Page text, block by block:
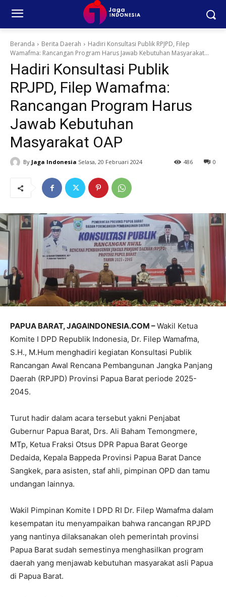
Beranda Berita Daerah
Hadiri Konsultasi Publik RPJPD, Filep
Wamafma: Rancangan Program Harus Jawab Kebutuhan Masyarakat...
Hadiri Konsultasi Publik
RPJPD, Filep Wamafma:
Rancangan Program Harus
Jawab Kebutuhan
Masyarakat OAP
By Jaga Indonesia Selasa, 20 Februari 2024 0
486
PAPUA BARAT, JAGAINDONESIA.COM –Wakil Ketua
Komite I DPD Republik Indonesia, Dr. Filep Wamafma,
S.H., M.Hum menghadiri kegiatan Konsultasi Publik
Rancangan Awal Rencana Pembangunan Jangka Panjang
Daerah (RPJPD) Provinsi Papua Barat periode 2025-
2045.
Turut hadir dalam acara tersebut yakni Penjabat
Gubernur Papua Barat, Drs. Ali Baham Temongmere,
MTp, Ketua Fraksi Otsus DPR Papua Barat George
Dedaida, Kepala Bappeda Provinsi Papua Barat Dance
Sangkek, para asisten, staf ahli, pimpinan OPD dan tamu
undangan lainnya.
Wakil Pimpinan Komite I DPD RI Dr. Filep Wamafma dalam
kesempatan itu menyampaikan bahwa rancangan RPJPD
yang nantinya dilaksanakan oleh pemerintah provinsi
Papua Barat sudah semestinya menghasilkan program
daerah yang menjawab kebutuhan masyarakat asli Papua
di Papua Barat.